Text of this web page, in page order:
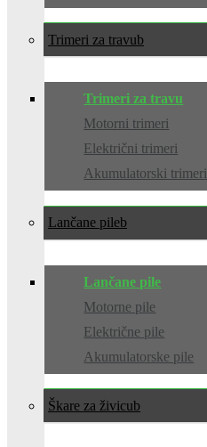
Trimeri za travu
Trimeri za travu
Motorni trimeri
Električni trimeri
Akumulatorski trimeri
Lančane pile
Lančane pile
Motorne pile
Električne pile
Akumulatorske pile
Škare za živicu